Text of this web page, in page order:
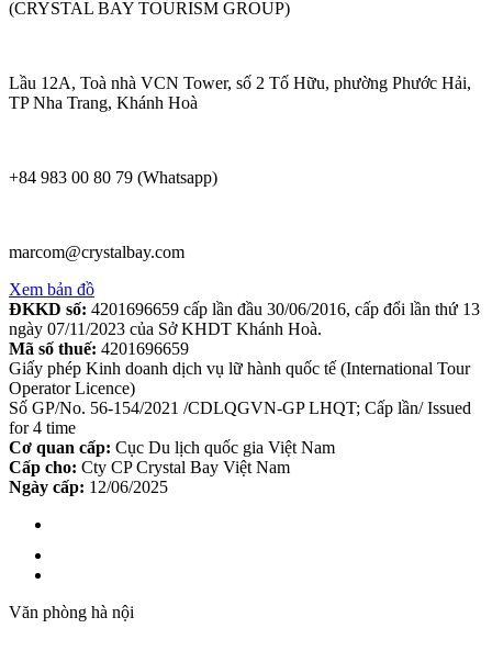
(CRYSTAL BAY TOURISM GROUP)
Lầu 12A, Toà nhà VCN Tower, số 2 Tố Hữu, phường Phước Hải,
TP Nha Trang, Khánh Hoà
+84 983 00 80 79 (Whatsapp)
marcom@crystalbay.com
Xem bản đồ
ĐKKD số: 4201696659 cấp lần đầu 30/06/2016, cấp đổi lần thứ 13
ngày 07/11/2023 của Sở KHDT Khánh Hoà.
Mã số thuế: 4201696659
Giấy phép Kinh doanh dịch vụ lữ hành quốc tế (International Tour
Operator Licence)
Số GP/No. 56-154/2021 /CDLQGVN-GP LHQT; Cấp lần/ Issued
for 4 time
Cơ quan cấp: Cục Du lịch quốc gia Việt Nam
Cấp cho: Cty CP Crystal Bay Việt Nam
Ngày cấp: 12/06/2025
Văn phòng hà nội